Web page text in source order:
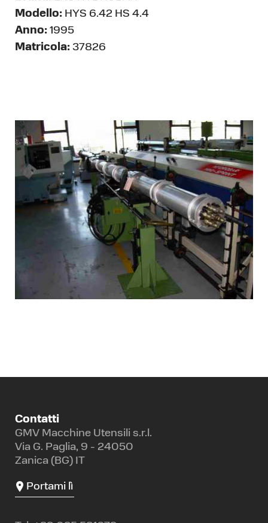
Modello: HYS 6.42 HS 4.4
Anno: 1995
Matricola: 37826
Contatti
GMV Macchine Utensili s.r.l.
Via G. Paglia, 9 - 24050
Zanica (BG) IT
Portami lì